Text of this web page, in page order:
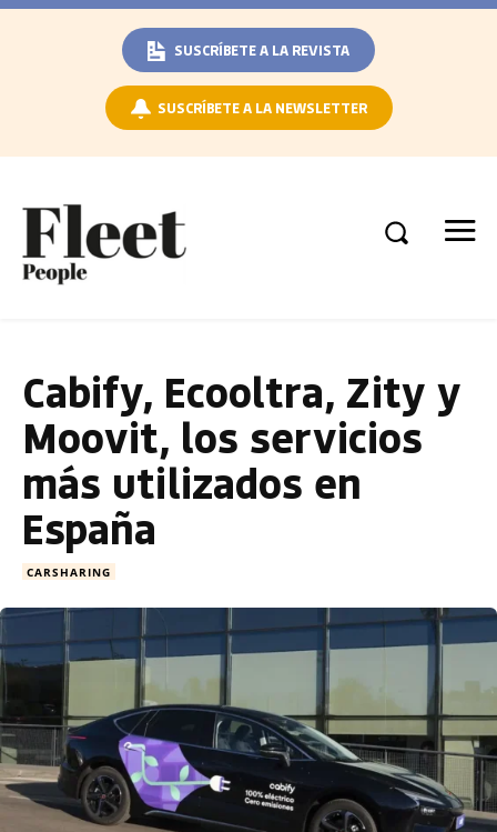
SUSCRÍBETE A LA REVISTA
SUSCRÍBETE A LA NEWSLETTER
Cabify, Ecooltra, Zity y
Moovit, los servicios
más utilizados en
España
CARSHARING